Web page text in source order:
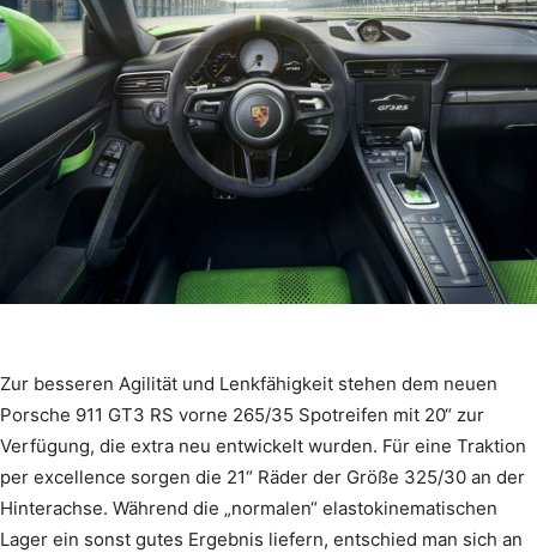
Zur besseren Agilität und Lenkfähigkeit stehen dem neuen
Porsche 911 GT3 RS vorne 265/35 Spotreifen mit 20“ zur
Verfügung, die extra neu entwickelt wurden. Für eine Traktion
per excellence sorgen die 21“ Räder der Größe 325/30 an der
Hinterachse. Während die „normalen“ elastokinematischen
Lager ein sonst gutes Ergebnis liefern, entschied man sich an